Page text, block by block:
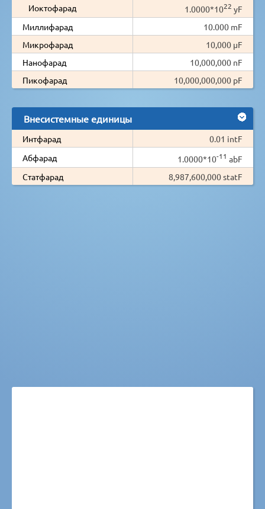
Иоктофарад
1.0000*1022 yF
Миллифарад
10.000 mF
Микрофарад
10,000 µF
Нанофарад
10,000,000 nF
Пикофарад
10,000,000,000 pF
Внесистемные единицы
Интфарад
0.01 intF
Абфарад
1.0000*10-11 abF
Статфарад
8,987,600,000 statF